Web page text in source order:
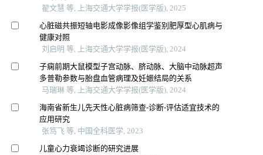
翟文慧 等, 上海交通大学学报(医学版), 2025
心脏磁共振短轴电影成像影像组学鉴别肥厚型心肌病与
健康对照
刘启明 等, 上海交通大学学报(医学版), 2024
子痫前期大鼠模型子宫动脉、脐动脉、大脑中动脉超声
多普勒参数与胎盘血管病理及妊娠结局的关系
马瑞琳 等, 上海交通大学学报(医学版), 2024
海南省新生儿先天性心脏病筛查-诊断-评估适宜技术的
应用研究
张笃飞 等, 中国全科医学, 2023
儿童心力衰竭诊断的研究进展